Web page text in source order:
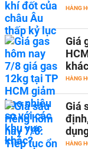
HÀNG
Giá
HÀNG
Giá
HÀNG